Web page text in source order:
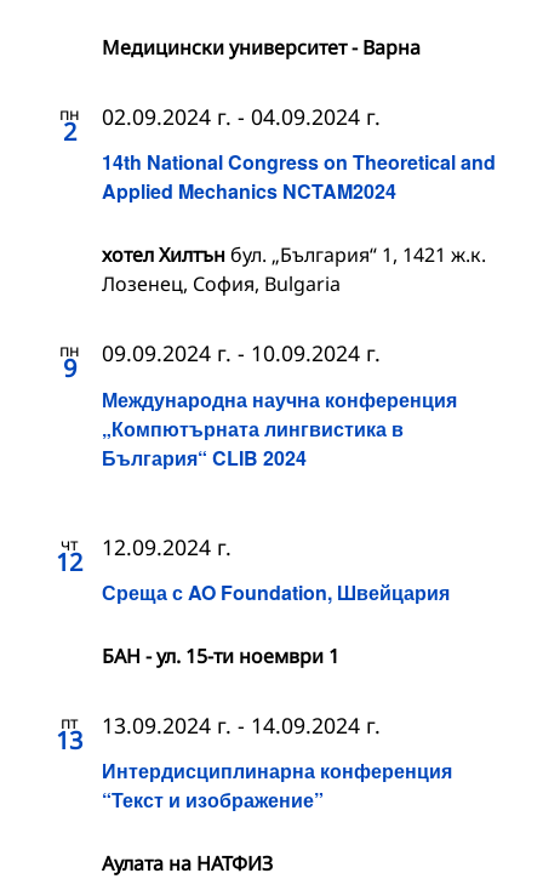
Медицински университет - Варна
пн
2
14th National Congress on Theoretical and
Applied Mechanics NCTAM2024
02.09.2024 г. - 04.09.2024 г.
хотел Хилтънбул. „България“ 1, 1421 ж.к.
Лозенец, София, Bulgaria
пн
9
Международна научна конференция
„Компютърната лингвистика в
България“ CLIB 2024
09.09.2024 г. - 10.09.2024 г.
чт
12
Среща с AO Foundation, Швейцария
12.09.2024 г.
БАН - ул. 15-ти ноември 1
пт
13
Интердисциплинарна конференция
“Текст и изображение”
13.09.2024 г. - 14.09.2024 г.
Аулата на НАТФИЗ